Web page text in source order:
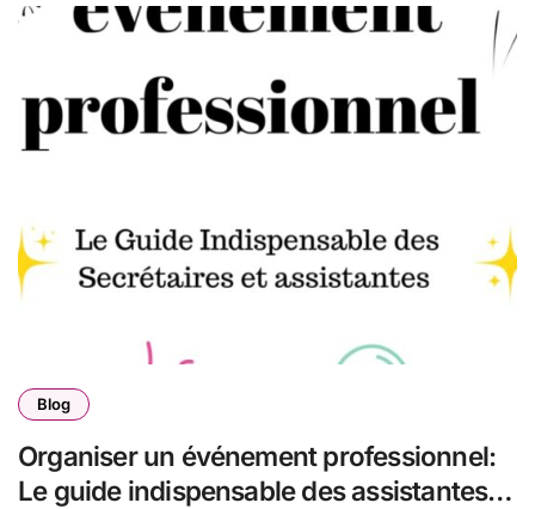
Blog
Organiser un événement professionnel:
Le guide indispensable des assistantes et